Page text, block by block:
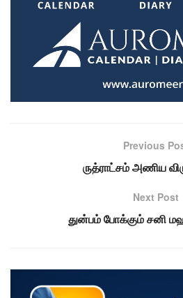
Previous
ருத்ராட்சம் அணிய
Next Post
துன்பம் போக்கும் சனி